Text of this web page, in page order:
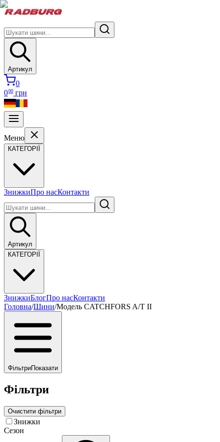
Артикул
0
000 грн
Меню
КАТЕГОРІЇ
ЗнижкиПро насКонтакти
Артикул
КАТЕГОРІЇ
ЗнижкиБлогПро насКонтакти
Головна/Шини/Модель CATCHFORS A/T II
ФільтриПоказати
Фільтри
Очистити фільтри
Знижки
Сезон